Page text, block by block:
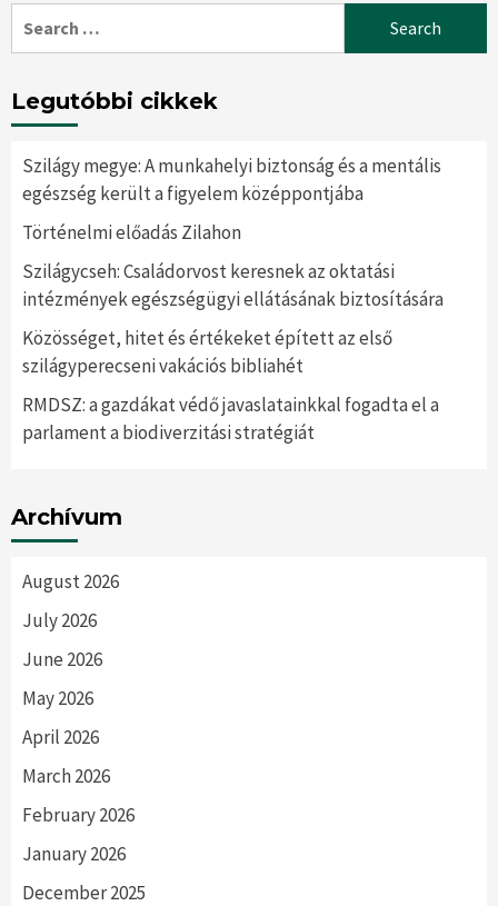
for:
Legutóbbi cikkek
Szilágy megye: A munkahelyi biztonság és a mentális
egészség került a figyelem középpontjába
Történelmi előadás Zilahon
Szilágycseh: Családorvost keresnek az oktatási
intézmények egészségügyi ellátásának biztosítására
Közösséget, hitet és értékeket épített az első
szilágyperecseni vakációs bibliahét
RMDSZ: a gazdákat védő javaslatainkkal fogadta el a
parlament a biodiverzitási stratégiát
Archívum
August 2026
July 2026
June 2026
May 2026
April 2026
March 2026
February 2026
January 2026
December 2025